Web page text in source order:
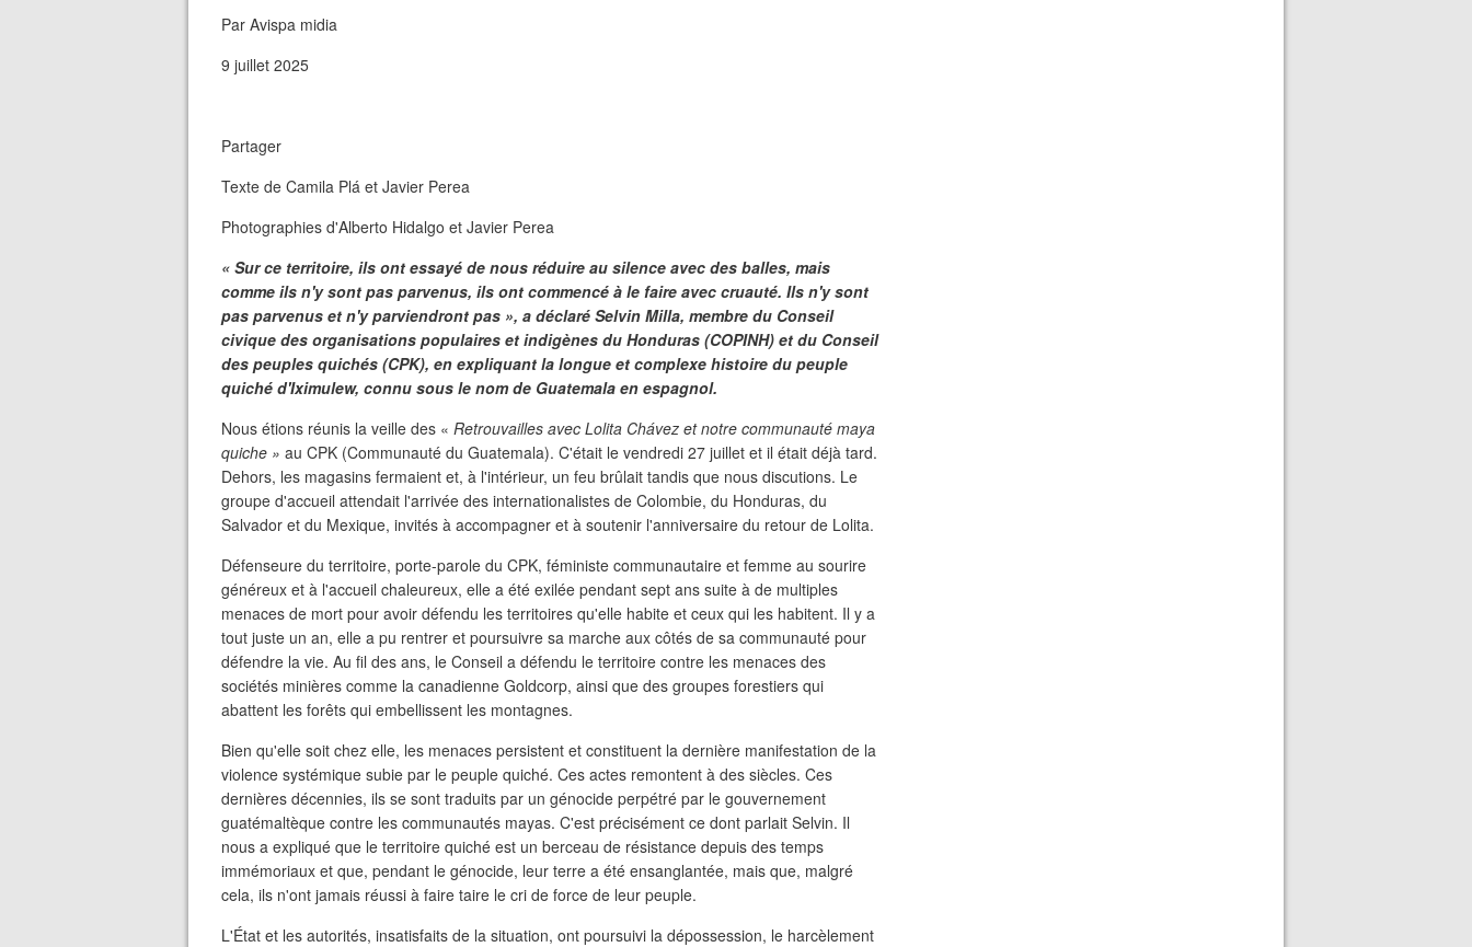
Par Avispa midia
9 juillet 2025
Partager
Texte de Camila Plá et Javier Perea
Photographies d'Alberto Hidalgo et Javier Perea
« Sur ce territoire, ils ont essayé de nous réduire au silence avec des balles, mais
comme ils n'y sont pas parvenus, ils ont commencé à le faire avec cruauté. Ils n'y sont
pas parvenus et n'y parviendront pas », a déclaré Selvin Milla, membre du Conseil
civique des organisations populaires et indigènes du Honduras (COPINH) et du Conseil
des peuples quichés (CPK), en expliquant la longue et complexe histoire du peuple
quiché d'Iximulew, connu sous le nom de Guatemala en espagnol.
Nous étions réunis la veille des « Retrouvailles avec Lolita Chávez et notre communauté maya
quiche » au CPK (Communauté du Guatemala). C'était le vendredi 27 juillet et il était déjà tard.
Dehors, les magasins fermaient et, à l'intérieur, un feu brûlait tandis que nous discutions. Le
groupe d'accueil attendait l'arrivée des internationalistes de Colombie, du Honduras, du
Salvador et du Mexique, invités à accompagner et à soutenir l'anniversaire du retour de Lolita.
Défenseure du territoire, porte-parole du CPK, féministe communautaire et femme au sourire
généreux et à l'accueil chaleureux, elle a été exilée pendant sept ans suite à de multiples
menaces de mort pour avoir défendu les territoires qu'elle habite et ceux qui les habitent. Il y a
tout juste un an, elle a pu rentrer et poursuivre sa marche aux côtés de sa communauté pour
défendre la vie. Au fil des ans, le Conseil a défendu le territoire contre les menaces des
sociétés minières comme la canadienne Goldcorp, ainsi que des groupes forestiers qui
abattent les forêts qui embellissent les montagnes.
Bien qu'elle soit chez elle, les menaces persistent et constituent la dernière manifestation de la
violence systémique subie par le peuple quiché. Ces actes remontent à des siècles. Ces
dernières décennies, ils se sont traduits par un génocide perpétré par le gouvernement
guatémaltèque contre les communautés mayas. C'est précisément ce dont parlait Selvin. Il
nous a expliqué que le territoire quiché est un berceau de résistance depuis des temps
immémoriaux et que, pendant le génocide, leur terre a été ensanglantée, mais que, malgré
cela, ils n'ont jamais réussi à faire taire le cri de force de leur peuple.
L'État et les autorités, insatisfaits de la situation, ont poursuivi la dépossession, le harcèlement